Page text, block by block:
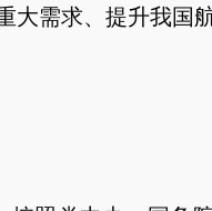
大需求、提升我国